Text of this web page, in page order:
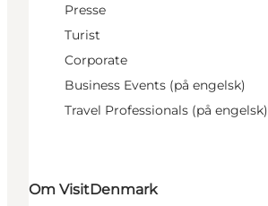
Presse
Turist
Corporate
Business Events (på engelsk)
Travel Professionals (på engelsk)
Om VisitDenmark